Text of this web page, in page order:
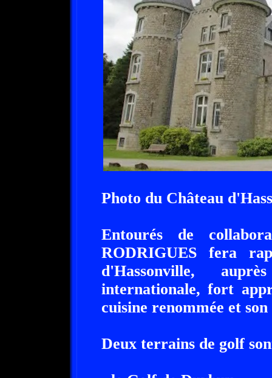
Photo du Château
Entourés de
RODRIGUES fera
d'Hassonville,
internationale, fort
cuisine renommée et
Deux terrains de golf